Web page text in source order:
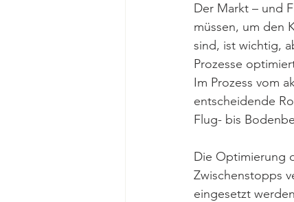
Der Markt – und
müssen, um den
sind, ist wichtig,
Prozesse
Im Prozess vom
entscheidende
Flug- bis
Die Optimierung
Zwischenstopps
eingesetzt